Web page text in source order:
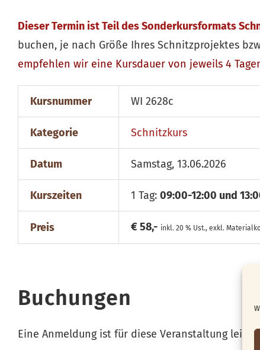
Dieser Termin ist Teil des Sonderkursformats
buchen, je nach Größe Ihres Schnitzprojektes
empfehlen wir eine Kursdauer von jeweils 4
Kursnummer WI 2628c
Kategorie Schnitzkurs
Datum Samstag, 13.06.2026
Kurszeiten 1 Tag: 09:00-12:00 und
Preis € 58,- inkl. 20 % Ust., exkl.
Buchungen
Eine Anmeldung ist für diese Veranstaltung